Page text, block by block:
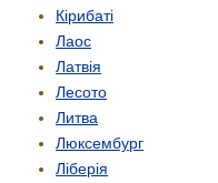
Кірибаті
Лаос
Латвія
Лесото
Литва
Люксембург
Ліберія